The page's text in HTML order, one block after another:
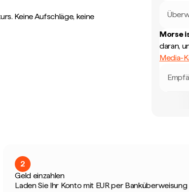
Keine Aufschläge, keine
Morse
daran,
Media-
2
Geld einzahlen
Laden Sie Ihr Konto mit EUR per Banküberweisung